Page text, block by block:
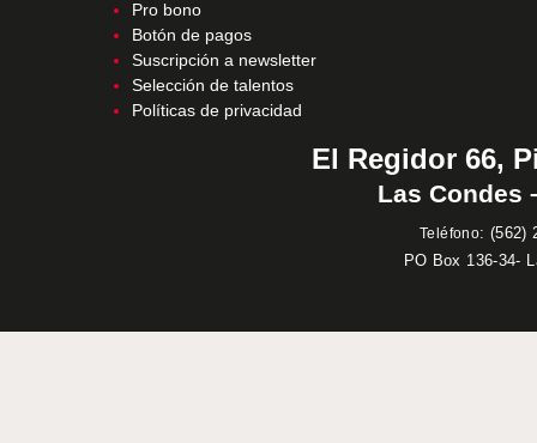
Pro bono
Botón de pagos
Suscripción a newsletter
Selección de talentos
Políticas de privacidad
El Regidor 66,
Las Condes
Teléfono: (562)
PO Box 136-34-